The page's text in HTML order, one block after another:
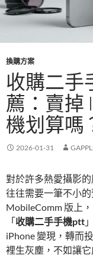
換購方案
收購二手
薦：賣掉
機划算嗎
2026-01-31
對於許多熱愛攝影
往往需要一筆不小的
MobileComm 版上
「收購二手手機ptt
iPhone 變現，轉而
裡生灰塵，不如讓